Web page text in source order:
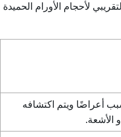
لأحجام الأورام الحميدة
أعراضًا ويتم اكتشافه
الأشعة.